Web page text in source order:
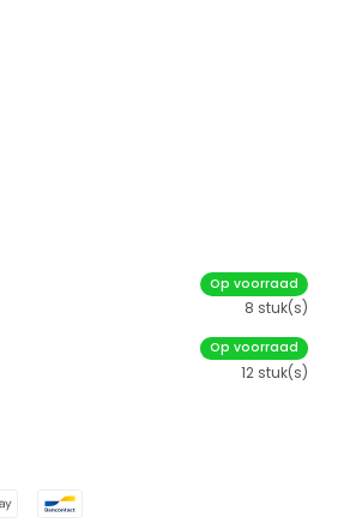
Op voorraad
8 stuk(s)
Op voorraad
12 stuk(s)